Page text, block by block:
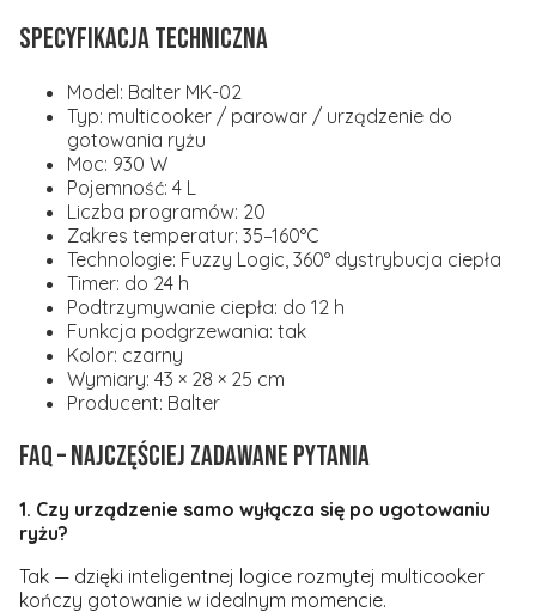
Specyfikacja techniczna
Model: Balter MK-02
Typ: multicooker / parowar / urządzenie do
gotowania ryżu
Moc: 930 W
Pojemność: 4 L
Liczba programów: 20
Zakres temperatur: 35–160°C
Technologie: Fuzzy Logic, 360° dystrybucja ciepła
Timer: do 24 h
Podtrzymywanie ciepła: do 12 h
Funkcja podgrzewania: tak
Kolor: czarny
Wymiary: 43 × 28 × 25 cm
Producent: Balter
FAQ – Najczęściej zadawane pytania
1. Czy urządzenie samo wyłącza się po ugotowaniu
ryżu?
Tak — dzięki inteligentnej logice rozmytej multicooker
kończy gotowanie w idealnym momencie.